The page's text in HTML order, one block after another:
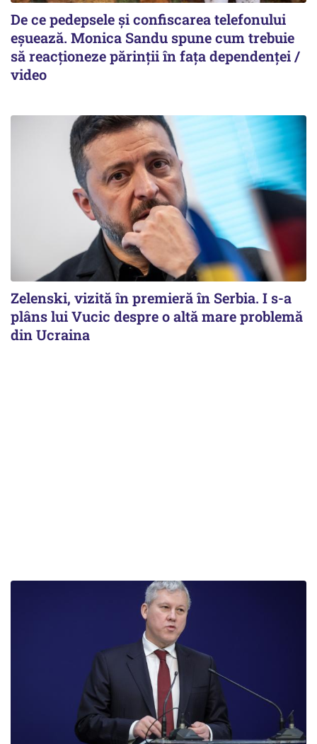
De ce pedepsele și confiscarea telefonului
eșuează. Monica Sandu spune cum trebuie
să reacționeze părinții în fața dependenței /
video
Zelenski, vizită în premieră în Serbia. I s-a
plâns lui Vucic despre o altă mare problemă
din Ucraina